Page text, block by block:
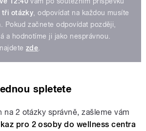
tři otázky , odpovídat na každou musíte
. Pokud začnete odpovídat později,
a hodnotíme ji jako nesprávnou.
zde
spletete
na 2 otázky správně, zašleme vám
pro 2 osoby do wellness centra